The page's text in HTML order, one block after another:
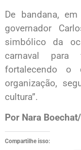
De bandana,
governador
simbólico da
carnaval para
fortalecendo o
organização,
cultura”.
Por Nara
Compartilhe isso: